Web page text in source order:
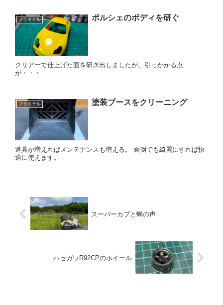
プラモデル ポルシェのボディを研ぐ
クリアーで仕上げた面を研ぎ出しましたが、引っかかる点
が・・・
プラモデル 塗装ブースをクリーニング
道具が増えればメンテナンスも増える。 面倒でも綺麗にすれば快
適に使えます。
スーパーカブと蝉の声
ハセガワR92CPのホイール